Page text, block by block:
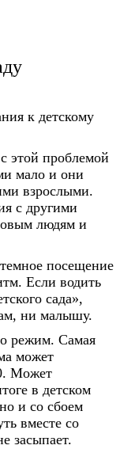
к детскому
этой проблемой
мало и они
взрослыми.
с другими
людям и
посещение
Если водить
сада»,
ни малышу.
режим. Самая
может
Может
в детском
и со сбоем
вместе со
засыпает.